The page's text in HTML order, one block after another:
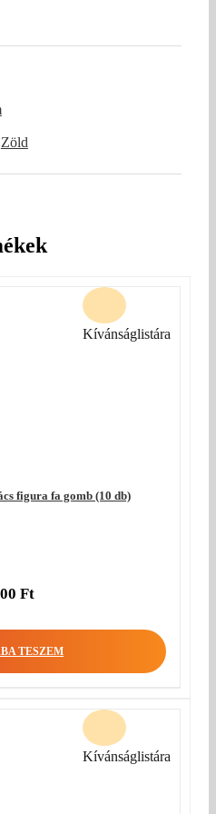
Zöld
figura fa gomb (10 db)
Ft
TESZEM
Kívánságlistára
Kívánságlistára